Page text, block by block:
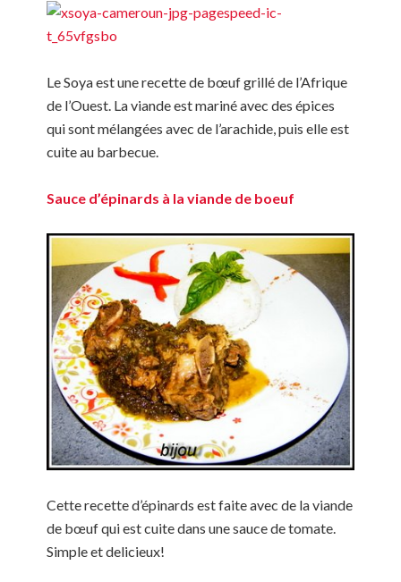
Le Soya est une recette de bœuf grillé de l’Afrique
de l’Ouest. La viande est mariné avec des épices
qui sont mélangées avec de l’arachide, puis elle est
cuite au barbecue.
Sauce d’épinards à la viande de boeuf
Cette recette d’épinards est faite avec de la viande
de bœuf qui est cuite dans une sauce de tomate.
Simple et delicieux!